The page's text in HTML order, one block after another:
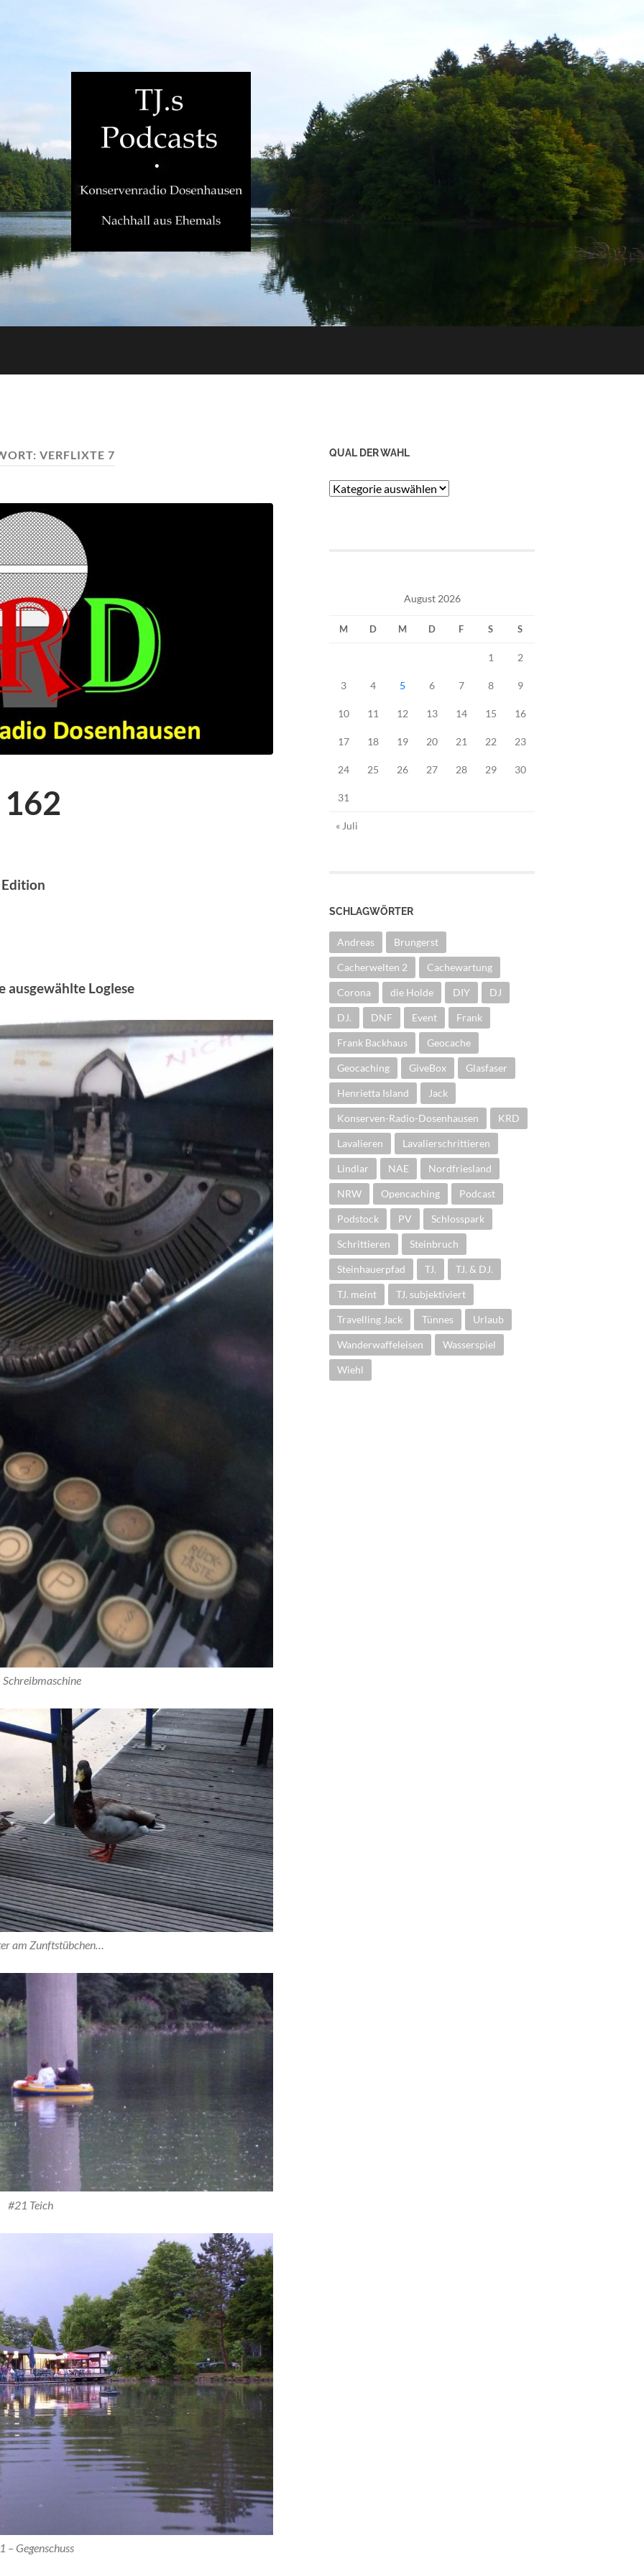
VERFLIXTE 7
ausgewählte Loglese
am Zunftstübchen…
#21 Teich
– Gegenschuss
QUAL DER WAHL
Qual
August 2026
M D M D F S S
1 2
3 4 5 6 7 8 9
10 11 12 13 14 15 16
17 18 19 20 21 22 23
24 25 26 27 28 29 30
31
« Juli
SCHLAGWÖRTER
Andreas Brungerst
Cacherwelten 2 Cachewartung
Corona die Holde DIY DJ
DJ. DNF Event Frank
Frank Backhaus Geocache
Geocaching GiveBox Glasfaser
Henrietta Island Jack
Konserven-Radio-Dosenhausen KRD
Lavalieren Lavalierschrittieren
Lindlar NAE Nordfriesland
NRW Opencaching Podcast
Podstock PV Schlosspark
Schrittieren Steinbruch
Steinhauerpfad TJ. TJ. & DJ.
TJ. meint TJ. subjektiviert
Travelling Jack Tünnes Urlaub
Wanderwaffeleisen Wasserspiel
Wiehl